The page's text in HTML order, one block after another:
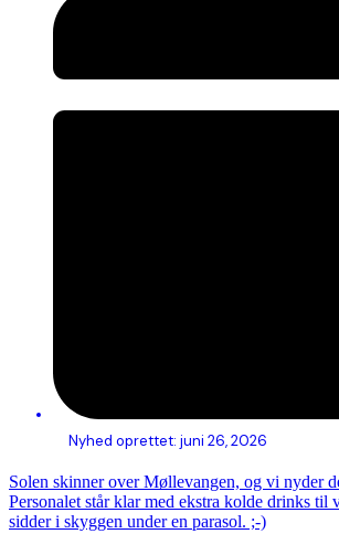
Nyhed oprettet: juni 26, 2026
Solen skinner over Møllevangen, og vi nyder
Personalet står klar med ekstra kolde drinks til
sidder i skyggen under en parasol. ;-)